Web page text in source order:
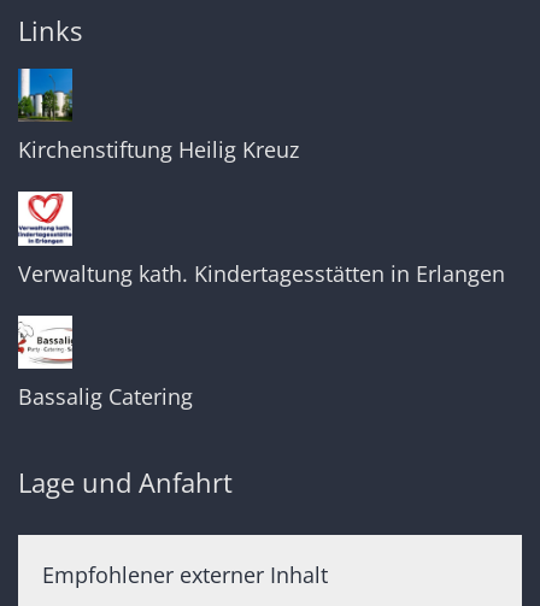
Links
Kirchenstiftung Heilig Kreuz
Verwaltung kath. Kindertagesstätten in Erlangen
Bassalig Catering
Lage und Anfahrt
Empfohlener externer Inhalt